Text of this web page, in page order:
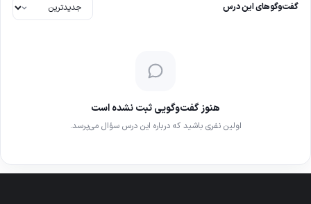
گفت‌وگوهای این درس
هنوز گفت‌وگویی ثبت نشده است
اولین نفری باشید که درباره این درس سؤال می‌پرسد.